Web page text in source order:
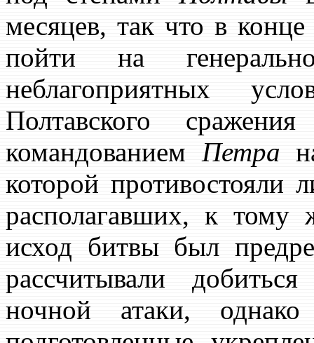
месяцев, так что в
пойти на
неблагоприятных
Полтавского
командованием Петра
которой
располагавших, к тому
исход битвы был
рассчитывали
ночной атаки,